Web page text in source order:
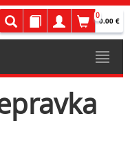
0
0.00 €